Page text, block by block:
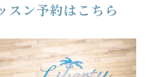
スン予約はこちら